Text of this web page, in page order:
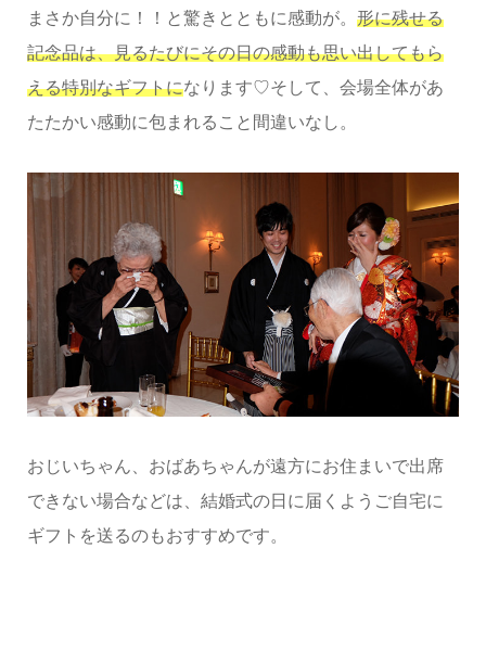
まさか自分に！！と驚きとともに感動が。 形に残せる
記念品は、見るたびにその日の感動も思い出してもら
える特別なギフトになります♡そして、会場全体があ
たたかい感動に包まれること間違いなし。
おじいちゃん、おばあちゃんが遠方にお住まいで出席
できない場合などは、結婚式の日に届くようご自宅に
ギフトを送るのもおすすめです。